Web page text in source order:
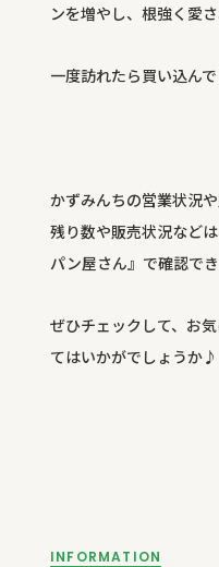
ンを増やし、根強く愛さ
一度訪れたら買い込ん
かずみんちの営業状況
残り数や販売状況など
パン屋さん』で確認でき
ぜひチェックして、お
てはいかがでしょうか♪
INFORMATION